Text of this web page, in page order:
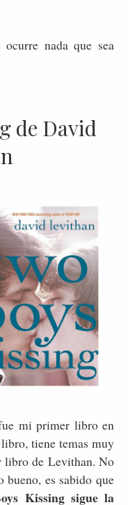
nada que sea
de David
mi primer libro en
tiene temas muy
libro de Levithan. No
bueno, es sabido que
Kissing sigue la